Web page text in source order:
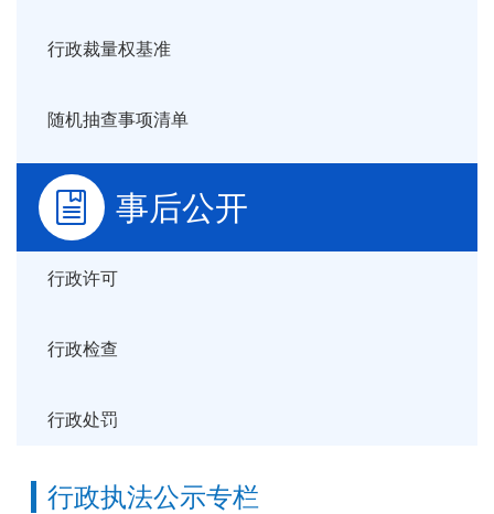
行政裁量权基准
随机抽查事项清单
事后公开
行政许可
行政检查
行政处罚
行政执法公示专栏